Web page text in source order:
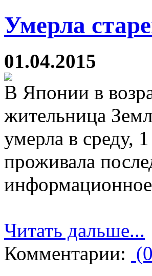
Умерла
01.04.2015
В Японии в
жительница
умерла в среду,
проживала
Читать дальше...
Комментарии: